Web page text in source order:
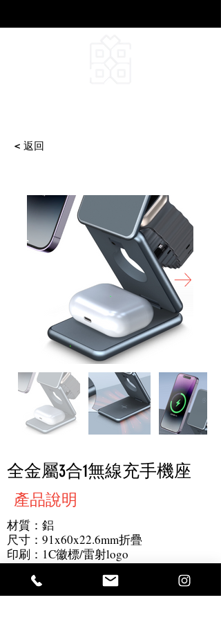
< 返回
全金屬3合1無線充手機座
產品說明
材質：鋁
尺寸：91x60x22.6mm折疊
印刷：1C徽標/雷射logo
最小起訂量：100件
其他：無線充電：15W，AirPod:5w，手
錶：3w，C型電纜，重量：195克